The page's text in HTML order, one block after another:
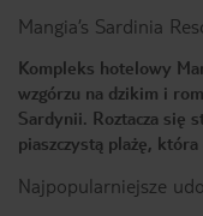
Mangia’s Sardinia
Kompleks hotelowy
wzgórzu na dzikim i
Sardynii. Roztacza się
piaszczystą plażę,
Najpopularniejsze